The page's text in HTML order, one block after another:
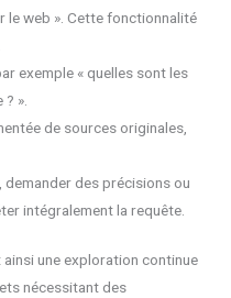
le web ». Cette fonctionnalité
exemple « quelles sont les
».
de sources originales,
demander des précisions ou
intégralement la requête.
une exploration continue
nécessitant des